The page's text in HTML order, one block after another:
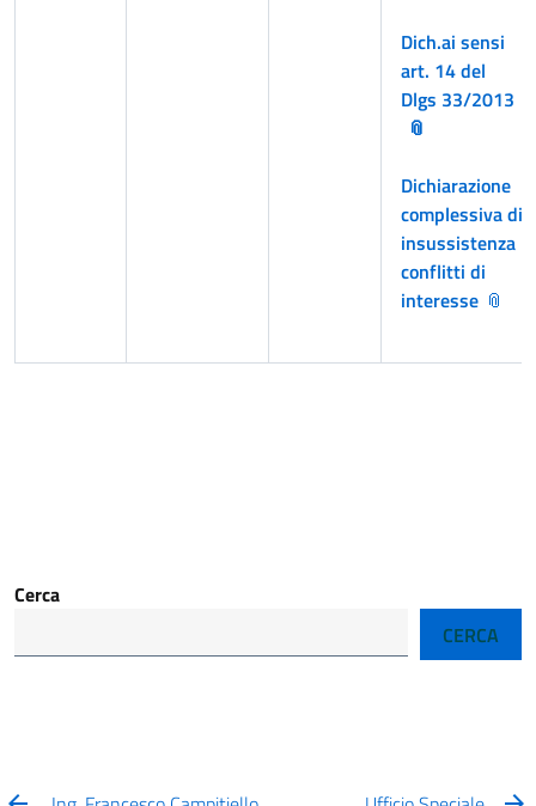
Dich.ai sensi
art. 14 del
Dlgs 33/2013
Dichiarazione
complessiva di
insussistenza
conflitti di
interesse
Cerca
CERCA